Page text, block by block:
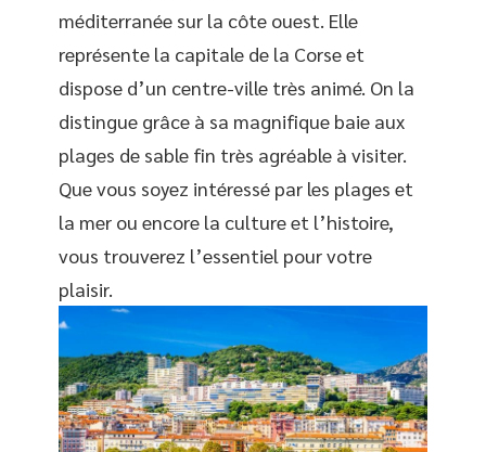
méditerranée sur la côte ouest. Elle
représente la capitale de la Corse et
dispose d’un centre-ville très animé. On la
distingue grâce à sa magnifique baie aux
plages de sable fin très agréable à visiter.
Que vous soyez intéressé par les plages et
la mer ou encore la culture et l’histoire,
vous trouverez l’essentiel pour votre
plaisir.